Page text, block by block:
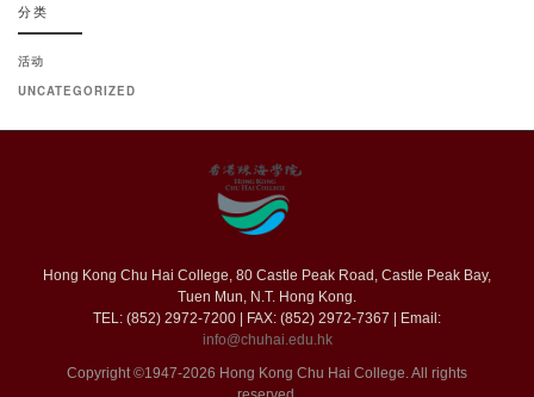
分类
活动
UNCATEGORIZED
Hong Kong Chu Hai College, 80 Castle Peak Road, Castle Peak Bay,
Tuen Mun, N.T. Hong Kong.
TEL: (852) 2972-7200 | FAX: (852) 2972-7367 | Email:
info@chuhai.edu.hk
Copyright ©1947-2026 Hong Kong Chu Hai College. All rights